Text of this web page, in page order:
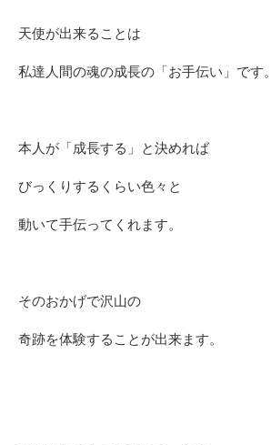
天使が出来ることは
私達人間の魂の成長の「お手伝い」です。
本人が「成長する」と決めれば
びっくりするくらい色々と
動いて手伝ってくれます。
そのおかげで沢山の
奇跡を体験することが出来ます。